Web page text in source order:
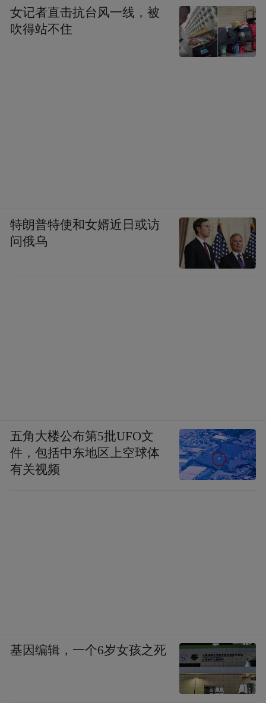
女记者直击抗台风一线，被
吹得站不住
特朗普特使和女婿近日或访
问俄乌
五角大楼公布第5批UFO文
件，包括中东地区上空球体
有关视频
基因编辑，一个6岁女孩之死